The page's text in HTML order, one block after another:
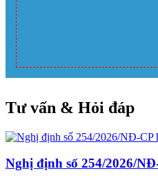
Tư vấn & Hỏi đáp
Nghị định số 254/2026/